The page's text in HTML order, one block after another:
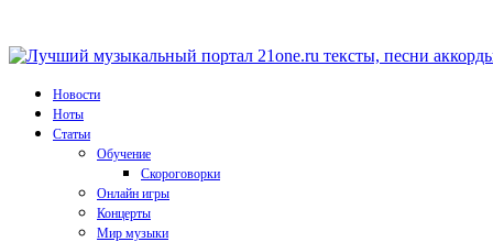
Новости
Ноты
Статьи
Обучение
Скороговорки
Онлайн игры
Концерты
Мир музыки